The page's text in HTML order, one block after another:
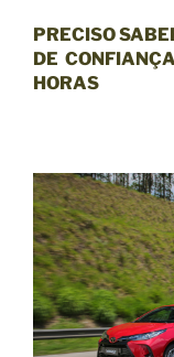
C
A
D
O
PRECISO
DE
HORAS